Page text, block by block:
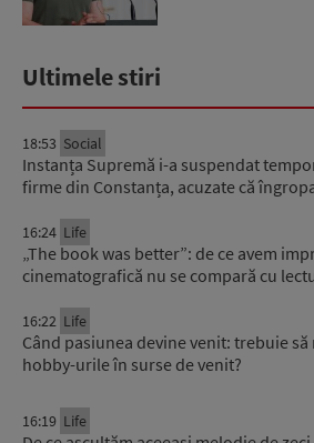
Ultimele stiri
18:53 Social
Instanța Supremă i-a suspendat
firme din Constanța, acuzate că
16:24 Life
„The book was better”: de ce avem
cinematografică nu se compară cu
16:22 Life
Când pasiunea devine venit: trebuie
hobby-urile în surse de venit?
16:19 Life